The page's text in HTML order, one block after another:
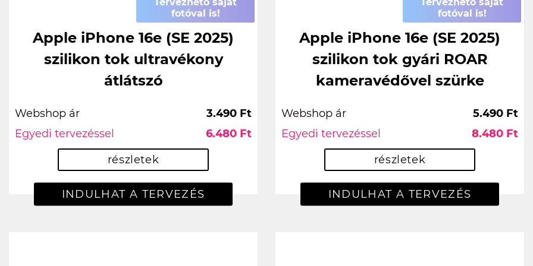
Tervezhető saját
fotóval is!
Apple iPhone 16e (SE 2025)
szilikon tok ultravékony
átlátszó
Webshop ár
3.490 Ft
Egyedi tervezéssel
6.480 Ft
részletek
INDULHAT A TERVEZÉS
Tervezhető saját
fotóval is!
Apple iPhone 16e (SE 2025)
szilikon tok gyári ROAR
kameravédővel szürke
Webshop ár
5.490 Ft
Egyedi tervezéssel
8.480 Ft
részletek
INDULHAT A TERVEZÉS